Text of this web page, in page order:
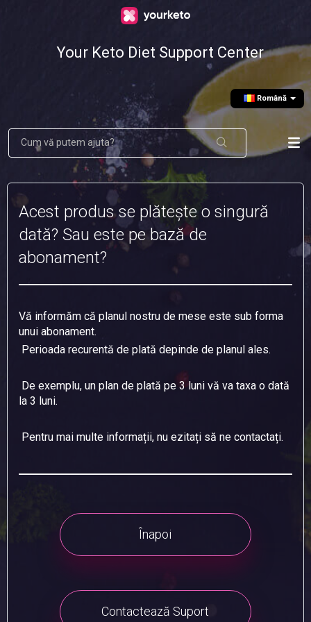
Your Keto Diet Support Center
Română
Acest produs se plătește o singură
dată? Sau este pe bază de
abonament?
Vă informăm că planul nostru de mese este sub forma
unui abonament.
Perioada recurentă de plată depinde de planul ales.
De exemplu, un plan de plată pe 3 luni vă va taxa o dată
la 3 luni.
Pentru mai multe informații, nu ezitați să ne contactați.
Înapoi
Contactează Suport